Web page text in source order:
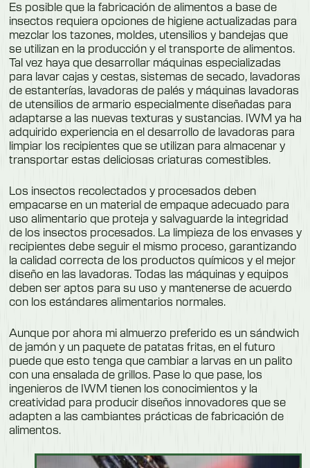
Es posible que la fabricación de alimentos a base de
insectos requiera opciones de higiene actualizadas para
mezclar los tazones, moldes, utensilios y bandejas que
se utilizan en la producción y el transporte de alimentos.
Tal vez haya que desarrollar máquinas especializadas
para lavar cajas y cestas, sistemas de secado, lavadoras
de estanterías, lavadoras de palés y máquinas lavadoras
de utensilios de armario especialmente diseñadas para
adaptarse a las nuevas texturas y sustancias. IWM ya ha
adquirido experiencia en el desarrollo de lavadoras para
limpiar los recipientes que se utilizan para almacenar y
transportar estas deliciosas criaturas comestibles.
Los insectos recolectados y procesados deben
empacarse en un material de empaque adecuado para
uso alimentario que proteja y salvaguarde la integridad
de los insectos procesados. La limpieza de los envases y
recipientes debe seguir el mismo proceso, garantizando
la calidad correcta de los productos químicos y el mejor
diseño en las lavadoras. Todas las máquinas y equipos
deben ser aptos para su uso y mantenerse de acuerdo
con los estándares alimentarios normales.
Aunque por ahora mi almuerzo preferido es un sándwich
de jamón y un paquete de patatas fritas, en el futuro
puede que esto tenga que cambiar a larvas en un palito
con una ensalada de grillos. Pase lo que pase, los
ingenieros de IWM tienen los conocimientos y la
creatividad para producir diseños innovadores que se
adapten a las cambiantes prácticas de fabricación de
alimentos.